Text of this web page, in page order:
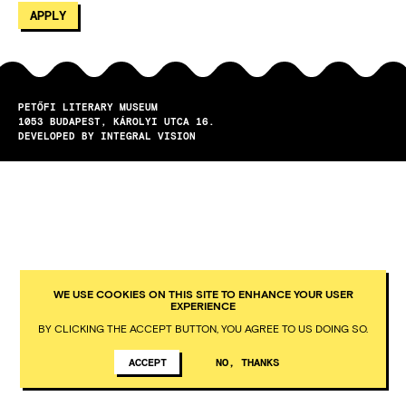
PETŐFI LITERARY MUSEUM
1053
BUDAPEST
KÁROLYI UTCA 16.
DEVELOPED BY INTEGRAL VISION
WE USE COOKIES ON THIS SITE TO ENHANCE YOUR USER
EXPERIENCE
BY CLICKING THE ACCEPT BUTTON, YOU AGREE TO US DOING SO.
ACCEPT NO, THANKS